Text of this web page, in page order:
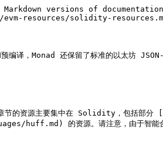
versions of
evm-resources/solidity-
，Monad 还保留了标准的以太坊 JSON-
资源主要集中在 Solidity，包括部
的资源。请注意，由于智能合约是